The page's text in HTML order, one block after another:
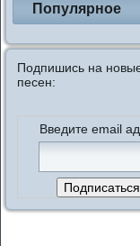
Популярное
Подпишись на
песен:
Введите email